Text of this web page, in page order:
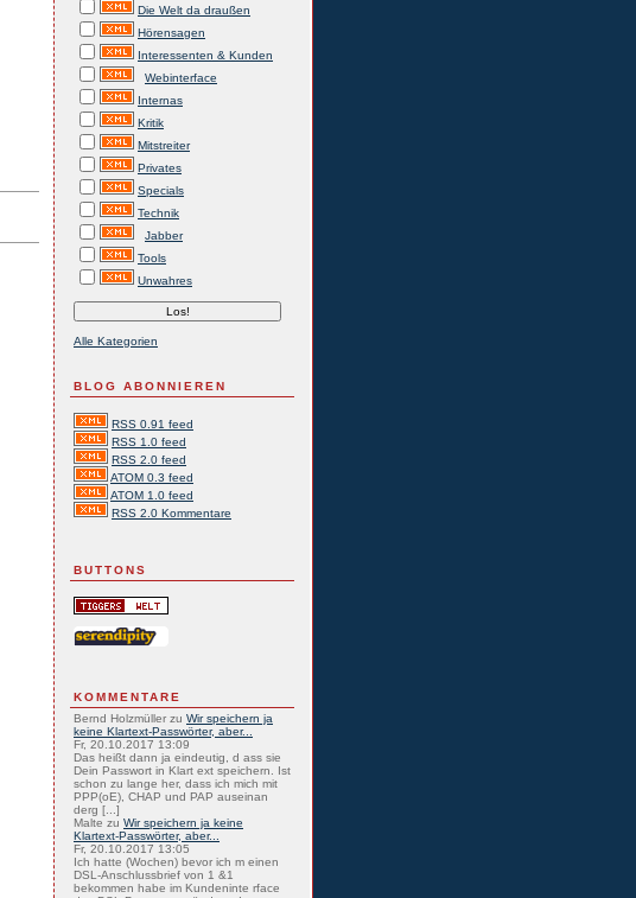
Die Welt da draußen
Hörensagen
Interessenten & Kunden
Webinterface
Internas
Kritik
Mitstreiter
Privates
Specials
Technik
Jabber
Tools
Unwahres
Alle Kategorien
BLOG ABONNIEREN
RSS 0.91 feed
RSS 1.0 feed
RSS 2.0 feed
ATOM 0.3 feed
ATOM 1.0 feed
RSS 2.0 Kommentare
BUTTONS
KOMMENTARE
Bernd Holzmüller zu Wir speichern ja
keine Klartext-Passwörter, aber...
Fr, 20.10.2017 13:09
Das heißt dann ja eindeutig, d ass sie
Dein Passwort in Klart ext speichern. Ist
schon zu lange her, dass ich mich mit
PPP(oE), CHAP und PAP auseinan
derg [...]
Malte zu Wir speichern ja keine
Klartext-Passwörter, aber...
Fr, 20.10.2017 13:05
Ich hatte (Wochen) bevor ich m einen
DSL-Anschlussbrief von 1 &1
bekommen habe im Kundeninte rface